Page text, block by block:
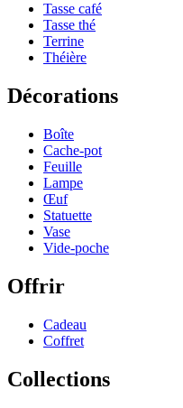
Tasse café
Tasse thé
Terrine
Théière
Décorations
Boîte
Cache-pot
Feuille
Lampe
Œuf
Statuette
Vase
Vide-poche
Offrir
Cadeau
Coffret
Collections